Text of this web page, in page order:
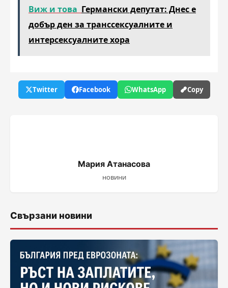
Виж и това Германски депутат: Днес е
добър ден за транссексуалните и
интерсексуалните хора
Twitter Facebook WhatsApp Copy
Мария Атанасова
новини
Свързани новини